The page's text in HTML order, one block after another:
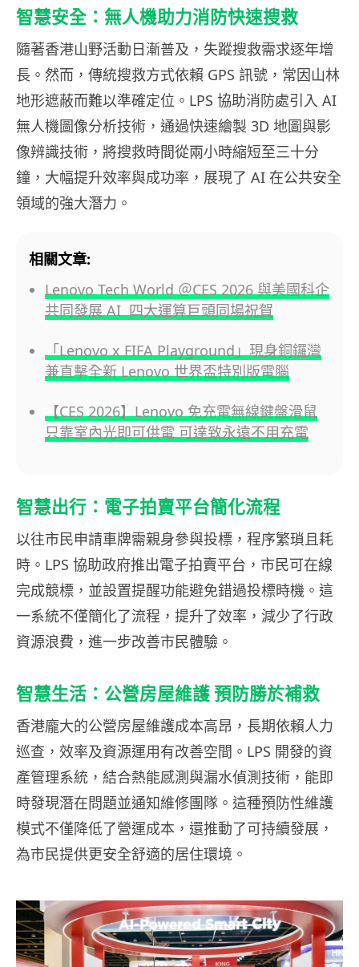
智慧安全：無人機助力消防快速搜救
隨著香港山野活動日漸普及，失蹤搜救需求逐年增
長。然而，傳統搜救方式依賴 GPS 訊號，常因山林
地形遮蔽而難以準確定位。LPS 協助消防處引入 AI
無人機圖像分析技術，通過快速繪製 3D 地圖與影
像辨識技術，將搜救時間從兩小時縮短至三十分
鐘，大幅提升效率與成功率，展現了 AI 在公共安全
領域的強大潛力。
相關文章:
Lenovo Tech World ＠CES 2026 與美國科企
共同發展 AI 四大運算巨頭同場祝賀
「Lenovo x FIFA Playground」現身銅鑼灣
兼直擊全新 Lenovo 世界盃特別版電腦
【CES 2026】Lenovo 免充電無線鍵盤滑鼠
只靠室內光即可供電 可達致永遠不用充電
智慧出行：電子拍賣平台簡化流程
以往市民申請車牌需親身參與投標，程序繁瑣且耗
時。LPS 協助政府推出電子拍賣平台，市民可在線
完成競標，並設置提醒功能避免錯過投標時機。這
一系統不僅簡化了流程，提升了效率，減少了行政
資源浪費，進一步改善市民體驗。
智慧生活：公營房屋維護 預防勝於補救
香港龐大的公營房屋維護成本高昂，長期依賴人力
巡查，效率及資源運用有改善空間。LPS 開發的資
產管理系統，結合熱能感測與漏水偵測技術，能即
時發現潛在問題並通知維修團隊。這種預防性維護
模式不僅降低了營運成本，還推動了可持續發展，
為市民提供更安全舒適的居住環境。